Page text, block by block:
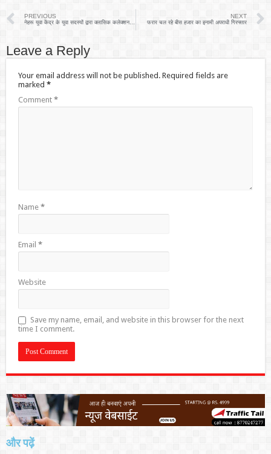
PREVIOUS
नेहरू युवा केंद्र के युवा सदस्यों द्वारा क्लासिक कलेक्शन कार्यक्रम का किया आयोजन
NEXT
फरार चल रहे बीस हजार का इनामी अपराधी गिरफ्तार
Leave a Reply
Your email address will not be published. Required fields are
marked *
Comment *
Name *
Email *
Website
Save my name, email, and website in this browser for the next
time I comment.
और पढ़ें